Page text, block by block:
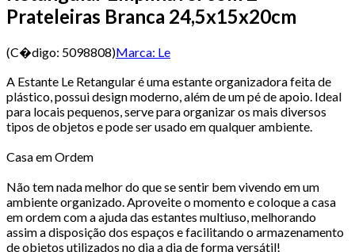
Prateleiras Branca 24,5x15x20cm
(C�digo: 5098808)Marca: Le
A Estante Le Retangular é uma estante organizadora feita de
plástico, possui design moderno, além de um pé de apoio. Ideal
para locais pequenos, serve para organizar os mais diversos
tipos de objetos e pode ser usado em qualquer ambiente.
Casa em Ordem
Não tem nada melhor do que se sentir bem vivendo em um
ambiente organizado. Aproveite o momento e coloque a casa
em ordem com a ajuda das estantes multiuso, melhorando
assim a disposição dos espaços e facilitando o armazenamento
de objetos utilizados no dia a dia de forma versátil!